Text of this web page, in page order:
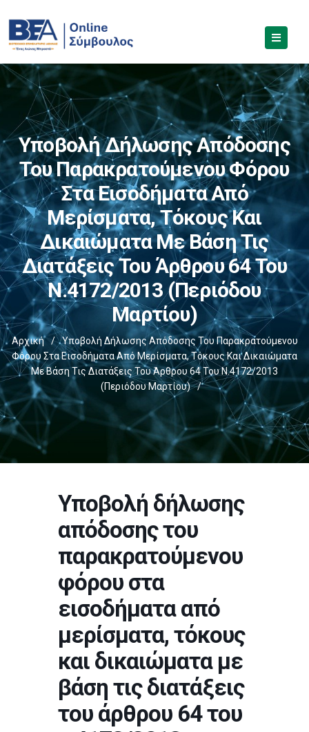
Υποβολή Δήλωσης Απόδοσης
Του Παρακρατούμενου Φόρου
Στα Εισοδήματα Από
Μερίσματα, Τόκους Και
Δικαιώματα Με Βάση Τις
Διατάξεις Του Άρθρου 64 Του
Ν.4172/2013 (περιόδου
Μαρτίου)
Αρχική /
Υποβολή Δήλωσης Απόδοσης Του Παρακρατούμενου
Φόρου Στα Εισοδήματα Από Μερίσματα, Τόκους Και Δικαιώματα
Με Βάση Τις Διατάξεις Του Άρθρου 64 Του Ν.4172/2013
(περιόδου Μαρτίου)
/
Υποβολή δήλωσης
απόδοσης του
παρακρατούμενου
φόρου στα
εισοδήματα από
μερίσματα, τόκους
και δικαιώματα με
βάση τις διατάξεις
του άρθρου 64 του